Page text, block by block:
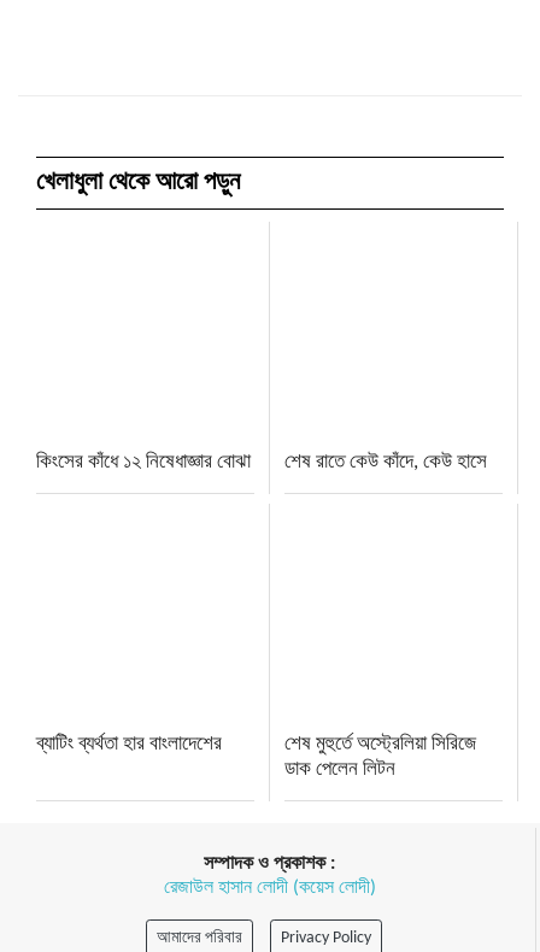
খেলাধুলা থেকে আরো পড়ুন
কিংসের কাঁধে ১২ নিষেধাজ্ঞার বোঝা শেষ রাতে কেউ কাঁদে, কেউ হাসে
ব্যাটিং ব্যর্থতা হার বাংলাদেশের
শেষ মুহুর্তে অস্ট্রেলিয়া সিরিজে
ডাক পেলেন লিটন
সম্পাদক ও প্রকাশক :
রেজাউল হাসান লোদী (কয়েস লোদী)
আমাদের পরিবার Privacy Policy